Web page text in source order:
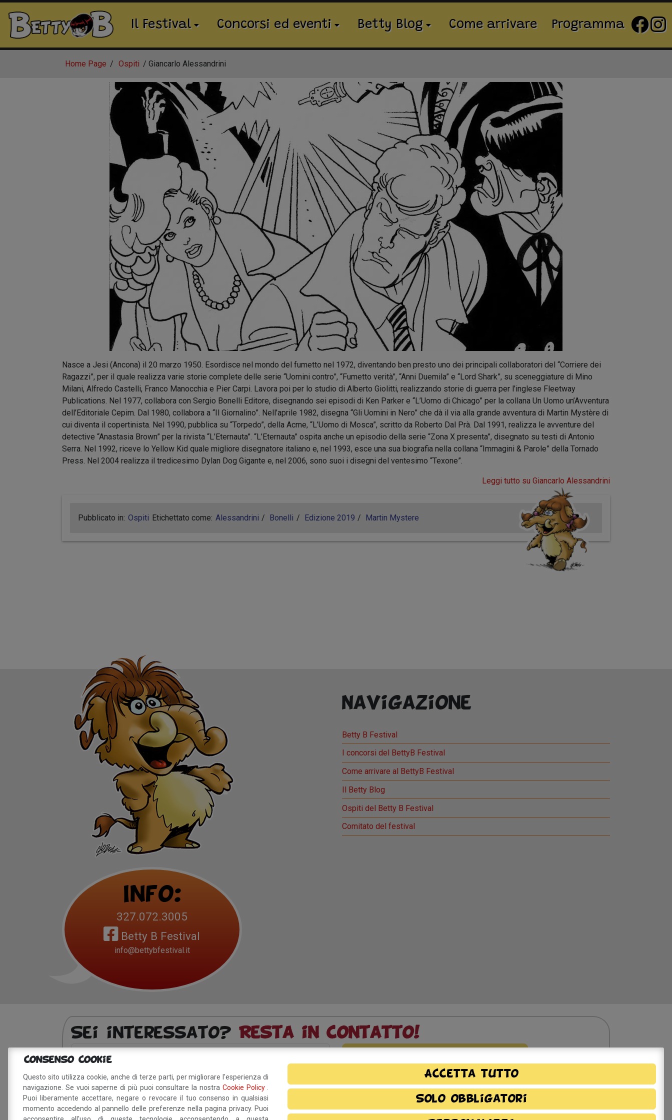
Il Festival Concorsi ed eventi Betty Blog Come arrivare Programma
Home Page Ospiti Giancarlo Alessandrini
Nasce a Jesi (Ancona) il 20 marzo 1950. Esordisce nel mondo del fumetto nel 1972, diventando ben presto uno dei principali collaboratori del “Corriere dei
Ragazzi”, per il quale realizza varie storie complete delle serie “Uomini contro”, “Fumetto verità”, “Anni Duemila” e “Lord Shark”, su sceneggiature di Mino
Milani, Alfredo Castelli, Franco Manocchia e Pier Carpi. Lavora poi per lo studio di Alberto Giolitti, realizzando storie di guerra per l’inglese Fleetway
Publications. Nel 1977, collabora con Sergio Bonelli Editore, disegnando sei episodi di Ken Parker e “L’Uomo di Chicago” per la collana Un Uomo un’Avventura
dell’Editoriale Cepim. Dal 1980, collabora a “Il Giornalino”. Nell’aprile 1982, disegna “Gli Uomini in Nero” che dà il via alla grande avventura di Martin Mystère di
cui diventa il copertinista. Nel 1990, pubblica su “Torpedo”, della Acme, “L’Uomo di Mosca”, scritto da Roberto Dal Prà. Dal 1991, realizza le avventure del
detective “Anastasia Brown” per la rivista “L’Eternauta”. “L’Eternauta” ospita anche un episodio della serie “Zona X presenta”, disegnato su testi di Antonio
Serra. Nel 1992, riceve lo Yellow Kid quale migliore disegnatore italiano e, nel 1993, esce una sua biografia nella collana “Immagini & Parole” della Tornado
Press. Nel 2004 realizza il tredicesimo Dylan Dog Gigante e, nel 2006, sono suoi i disegni del ventesimo “Texone”.
Leggi tutto su Giancarlo Alessandrini
Pubblicato in: Ospiti Etichettato come: Alessandrini Bonelli Edizione 2019 Martin Mystere
Info:
327.072.3005
Betty B Festival
info@bettybfestival.it
Navigazione
Betty B Festival
I concorsi del BettyB Festival
Come arrivare al BettyB Festival
Il Betty Blog
Ospiti del Betty B Festival
Comitato del festival
Sei interessato? Resta in contatto!
Dichiaro di aver preso visione dellainformativa privacy
trattamento dei miei dati personali.
Consenso Cookie
Questo sito utilizza cookie, anche di terze parti, per migliorare l'esperienza di
navigazione. Se vuoi saperne di più puoi consultare la nostra Cookie Policy
Puoi liberamente accettare, negare o revocare il tuo consenso in qualsiasi
momento accedendo al pannello delle preferenze nella pagina privacy. Puoi
Accetta tutto
Solo obbligatori